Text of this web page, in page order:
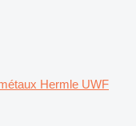
Hermle UWF